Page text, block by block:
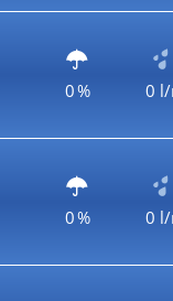
0 % 0 l/
0 % 0 l/